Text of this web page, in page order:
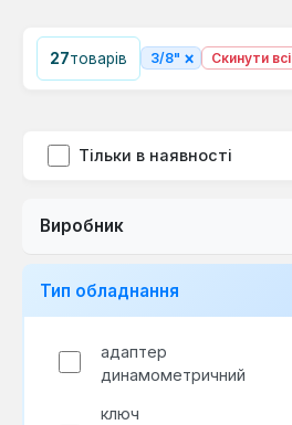
27товарів 3/8" × Скинути всі
Тільки в наявності
Виробник
Тип обладнання
адаптер
динамометричний
ключ